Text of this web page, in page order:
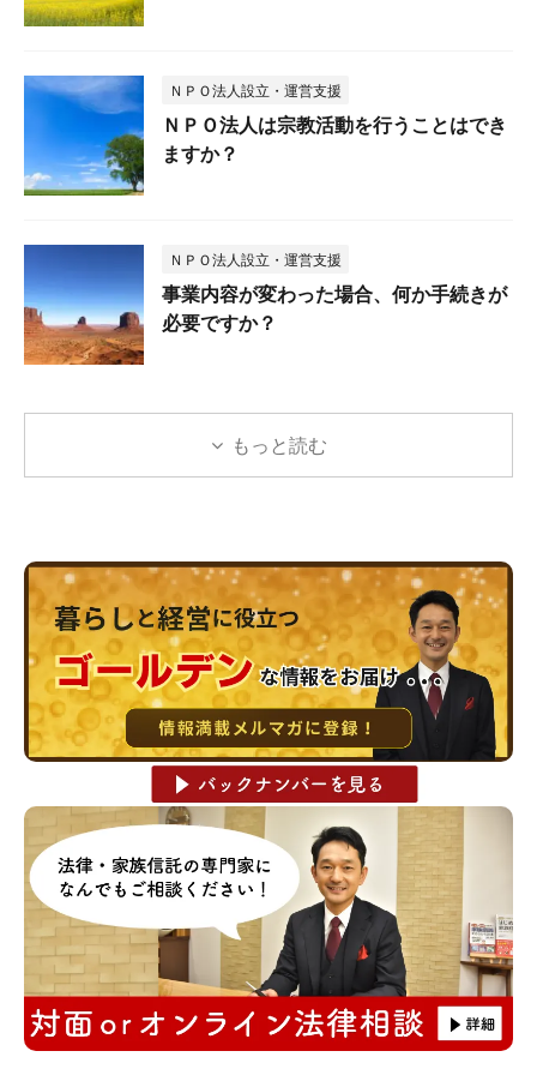
ＮＰＯ法人設立・運営支援
ＮＰＯ法人は宗教活動を行うことはでき
ますか？
ＮＰＯ法人設立・運営支援
事業内容が変わった場合、何か手続きが
必要ですか？
もっと読む